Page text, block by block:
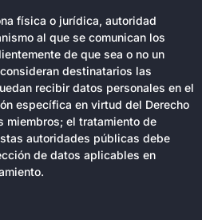
física o jurídica, autoridad
al que se comunican los
de que sea o no un
destinatarios las
recibir datos personales en el
específica en virtud del Derecho
miembros; el tratamiento de
autoridades públicas debe
de datos aplicables en